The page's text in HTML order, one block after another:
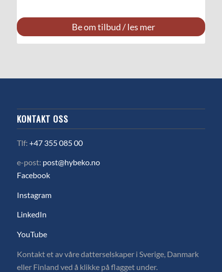
Be om tilbud / les mer
KONTAKT OSS
Tlf: +47 355 085 00
e-post: post@hybeko.no
Facebook
Instagram
LinkedIn
YouTube
Kontakt et av våre datterselskaper i Sverige, Danmark
eller Finland ved å klikke på flagget under.